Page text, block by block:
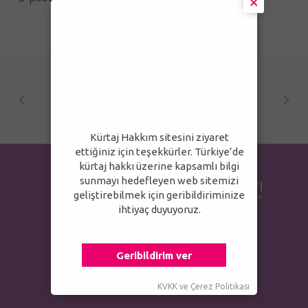
Geribildirim ver
Kürtaj Hakkım sitesini ziyaret
ettiğiniz için teşekkürler. Türkiye’de
kürtaj hakkı üzerine kapsamlı bilgi
sunmayı hedefleyen web sitemizi
geliştirebilmek için geribildiriminize
ihtiyaç duyuyoruz.
×
KVKK ve Çerez Politikası